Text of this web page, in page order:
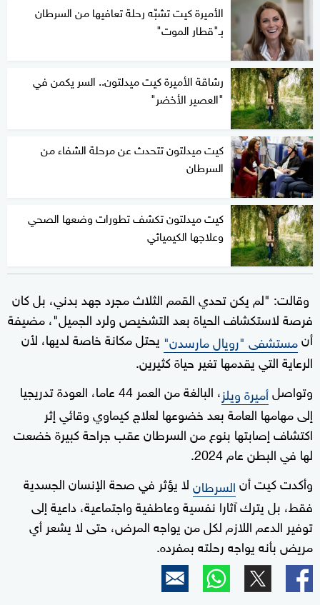
الأميرة كيت تشبّه رحلة تعافيها من السرطان
بـ"قطار الموت"
رشاقة الأميرة كيت ميدلتون.. السر يكمن في
"العصير الأخضر"
كيت ميدلتون تتحدث عن مرحلة الشفاء من
السرطان
كيت ميدلتون تكشف تطورات وضعها الصحي
وعلاجها الكيميائي
وقالت: "لم يكن تحدي القمم الثلاث مجرد جهد بدني، بل كان
فرصة لاستكشاف الحياة بعد التشخيص ولرد الجميل"، مضيفة
أنمستشفى "رويال مارسدن" يحتل مكانة خاصة لديها، لأن
الرعاية التي يقدمها تغير حياة كثيرين.
وتواصلأميرة ويلز
، البالغة من العمر 44 عاما، العودة تدريجيا
إلى مهامها العامة بعد خضوعها لعلاج كيماوي وقائي إثر
اكتشاف إصابتها بنوع من السرطان عقب جراحة كبيرة خضعت
لها في البطن عام 2024.
وأكدت كيت أنالسرطانلا يؤثر في صحة الإنسان الجسدية
فقط، بل يترك آثارا نفسية وعاطفية واجتماعية، داعية إلى
توفير الدعم اللازم لكل من يواجه المرض، حتى لا يشعر أي
مريض بأنه يواجه رحلته بمفرده.